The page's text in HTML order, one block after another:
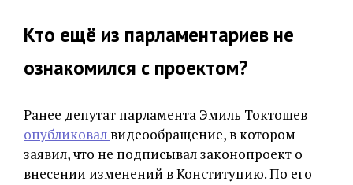
Кто ещё из парламентариев не
ознакомился с проектом?
Ранее депутат парламента Эмиль Токтошев
опубликовал видеообращение, в котором
заявил, что не подписывал законопроект о
внесении изменений в Конституцию. По его